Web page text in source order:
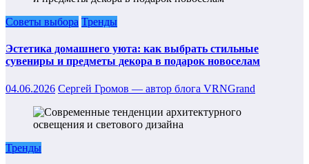
Советы выбора Тренды
Эстетика домашнего уюта: как выбрать стильные
сувениры и предметы декора в подарок новоселам
04.06.2026 Сергей Громов — автор блога VRNGrand
Тренды